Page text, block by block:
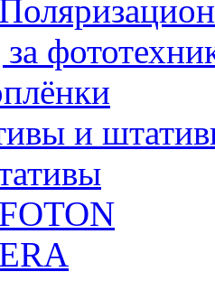
и
FOTON
ERA